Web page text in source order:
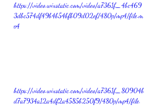
https://video.wixstatic.com/video/a7361f_4bc469
3dbc574df49b4b54bfb09d02ef/480p/mp4/file.m
p4
https://video.wixstatic.com/video/a7361f_80904b
d7a7934a12a4df2a4585b250f9/480p/mp4/file.